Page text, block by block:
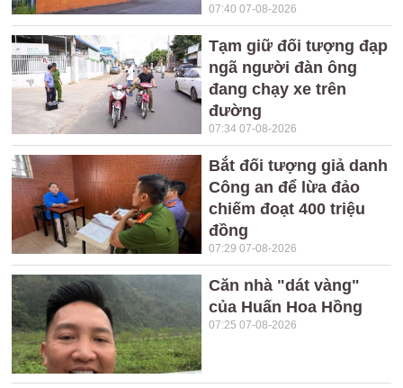
07:40 07-08-2026
Tạm giữ đối tượng đạp
ngã người đàn ông
đang chạy xe trên
đường
07:34 07-08-2026
Bắt đối tượng giả danh
Công an để lừa đảo
chiếm đoạt 400 triệu
đồng
07:29 07-08-2026
Căn nhà "dát vàng"
của Huấn Hoa Hồng
07:25 07-08-2026